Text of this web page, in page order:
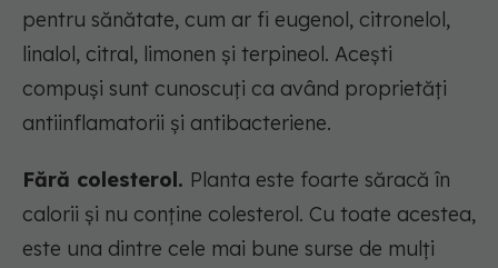
pentru sănătate, cum ar fi eugenol, citronelol,
linalol, citral, limonen și terpineol. Acești
compuși sunt cunoscuți ca având proprietăți
antiinflamatorii și antibacteriene.
Fără colesterol. Planta este foarte săracă în
calorii și nu conține colesterol. Cu toate acestea,
este una dintre cele mai bune surse de mulți